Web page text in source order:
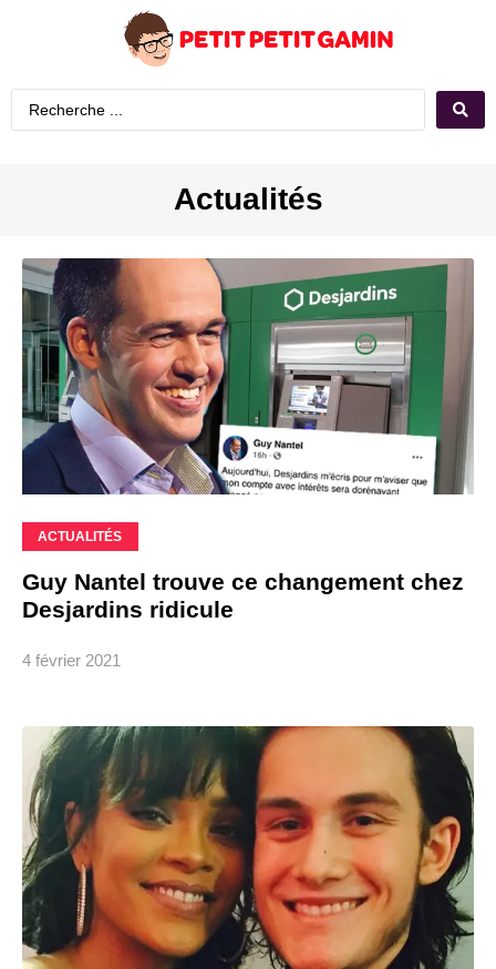
Actualités
ACTUALITÉS
Guy Nantel trouve ce changement chez
Desjardins ridicule
4 février 2021